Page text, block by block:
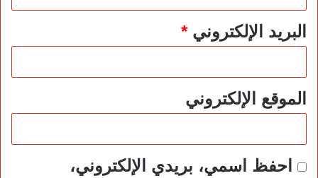
البريد الإلكتروني*
الموقع الإلكتروني
احفظ اسمي، بريدي الإلكتروني،